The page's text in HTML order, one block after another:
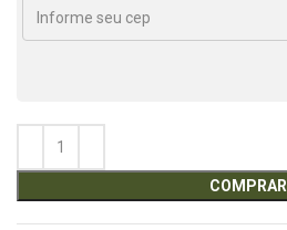
COMPRAR